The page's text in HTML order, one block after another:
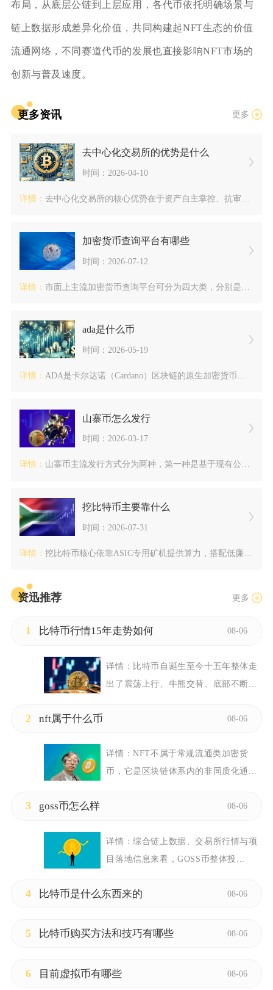
布局，从底层公链到上层应用，各代币依托明确场景与
链上数据形成差异化价值，共同构建起NFT生态的价值
流通网络，不同赛道代币的发展也直接影响NFT市场的
创新与普及速度。
更多资讯 更多
去中心化交易所的优势是什么
时间：2026-04-10
详情： 去中心化交易所的核心优势在于资产自主掌控、抗审查、链上透明、...
加密货币查询平台有哪些
时间：2026-07-12
详情： 市面上主流加密货币查询平台可分为四大类，分别是综合行情聚合平...
ada是什么币
时间：2026-05-19
详情： ADA是卡尔达诺（Cardano）区块链的原生加密货币，中文...
山寨币怎么发行
时间：2026-03-17
详情： 山寨币主流发行方式分为两种，第一种是基于现有公链部署代币，门...
挖比特币主要靠什么
时间：2026-07-31
详情： 挖比特币核心依靠ASIC专用矿机提供算力，搭配低廉稳定的电力...
资迅推荐 更多
1 比特币行情15年走势如何 08-06
详情： 比特币自诞生至今十五年整体走
出了震荡上行、牛熊交替、底部不断...
2 nft属于什么币 08-06
详情：NFT不属于常规流通类加密货
币，它是区块链体系内的非同质化通...
3 goss币怎么样 08-06
详情：综合链上数据、交易所行情与项
目落地信息来看，GOSS币整体投...
4 比特币是什么东西来的 08-06
5 比特币购买方法和技巧有哪些 08-06
6 目前虚拟币有哪些 08-06